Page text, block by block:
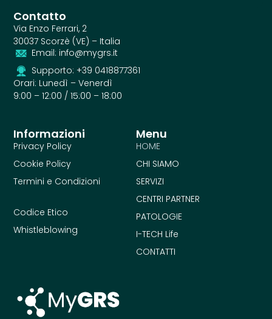
Menu
HOME
CHI SIAMO
SERVIZI
CENTRI PARTNER
PATOLOGIE
I-TECH Life
CONTATTI
Informazioni
Privacy Policy
Cookie Policy
Termini e Condizioni
Codice Etico
Whistleblowing
Contatto
Via Enzo Ferrari, 2
30037 Scorzè (VE) – Italia
Email: info@mygrs.it
Supporto: +39 0418877361
Orari: Lunedì – Venerdì
9:00 – 12:00 / 15:00 – 18:00